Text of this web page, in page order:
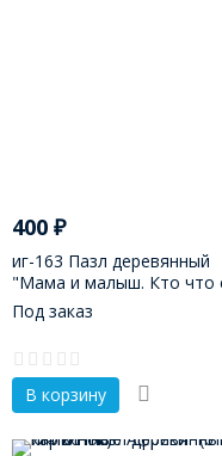
400 ₽
иг-163 Пазл деревянный
"Мама и малыш. Кто что
Под заказ
В корзину